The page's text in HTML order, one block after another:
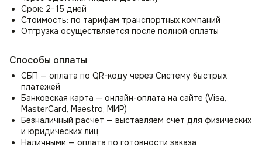
🏆 Где использовать стул Gucci?
✔ Дом — гостиная, столовая, кабинет, спальня,
✔ Офис — рабочие места, переговорные, ресепшн, зоны
ожидания.
✔ HoReCa — рестораны, кафе, бары, лаунж-зоны, веранды.
✔ Общественные пространства — бутики, салоны красоты,
коворкинги, отели.
✔ Премиум-сегмент — кабинеты руководителей,
дизайнерские студии, showroom.
🔍 Почему стоит купить стул Gucci?
Срок: 2−15 дней
Стоимость: по тарифам транспортных компаний
Отгрузка осуществляется после полной оплаты
Способы оплаты
СБП — оплата по QR-коду через Систему быстрых
платежей
Банковская карта — онлайн-оплата на сайте (Visa,
MasterCard, Maestro, МИР)
Безналичный расчет — выставляем счет для физических
и юридических лиц
Наличными — оплата по готовности заказа